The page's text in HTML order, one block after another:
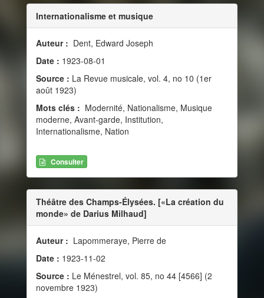
Internationalisme et musique
Auteur : Dent, Edward Joseph
Date : 1923-08-01
Source : La Revue musicale, vol. 4, no 10 (1er
août 1923)
Mots clés : Modernité, Nationalisme, Musique
moderne, Avant-garde, Institution,
Internationalisme, Nation
Consulter
Théâtre des Champs-Élysées. [«La création du
monde» de Darius Milhaud]
Auteur : Lapommeraye, Pierre de
Date : 1923-11-02
Source : Le Ménestrel, vol. 85, no 44 [4566] (2
novembre 1923)